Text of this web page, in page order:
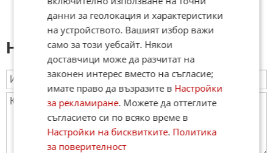
Напиши коментар:
данни за геолокация и характеристики
на устройството. Вашият избор важи
само за този уебсайт. Някои
доставчици може да разчитат на
законен интерес вместо на съгласие;
имате право да възразите в Настройки
за рекламиране. Можете да оттеглите
съгласието си по всяко време в
Настройки на бисквитките. Политика
за поверителност